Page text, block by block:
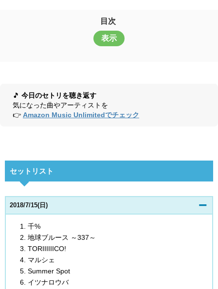
目次
表示
🎵 今日のセトリを聴き返す
気になった曲やアーティストを
👉 Amazon Music Unlimitedでチェック
セットリスト
2018/7/15(日)
千%
地球ブルース ～337～
TORIIIIIICO!
マルシェ
Summer Spot
イツナロウバ